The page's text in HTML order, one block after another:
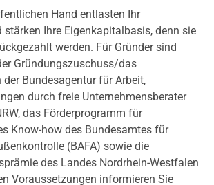
Hand entlasten Ihr
stärken Ihre Eigenkapitalbasis, denn sie
werden. Für Gründer sind
Gründungszuschuss/das
der Bundesagentur für Arbeit,
durch freie Unternehmensberater
das Förderprogramm für
Know-how des Bundesamtes für
(BAFA) sowie die
des Landes Nordrhein-Westfalen
Voraussetzungen informieren Sie